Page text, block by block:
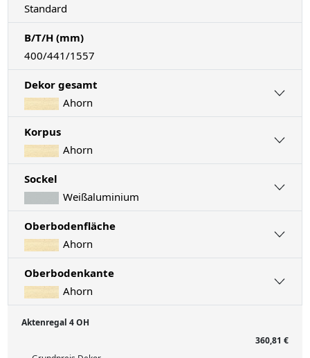
Standard
B/T/H (mm)
400/441/1557
Dekor gesamt
Ahorn
Korpus
Ahorn
Sockel
Weißaluminium
Oberbodenfläche
Ahorn
Oberbodenkante
Ahorn
Aktenregal 4 OH
360,81 €